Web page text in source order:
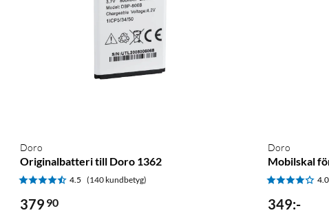
Doro
Originalbatteri till Doro 1362
4.5 (140 kundbetyg)
379 90
Doro
Mobilskal
4.0
349:-